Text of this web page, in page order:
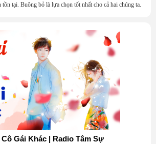
tại. Buông bỏ là lựa chọn tốt nhất cho cả hai chúng ta.
Gái Khác | Radio Tâm Sự